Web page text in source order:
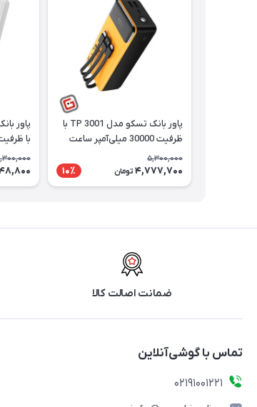
پاور بانک تسکو مدل TP 3001 با
ظرفیت 30000 میلی‌آمپر ساعت
5,300,000
4,777,700 تومان 10٪
با ظرفیت 10000
ضمانت اصالت کالا
تماس با گوشی‌آنلاین
۰۲۱91001221